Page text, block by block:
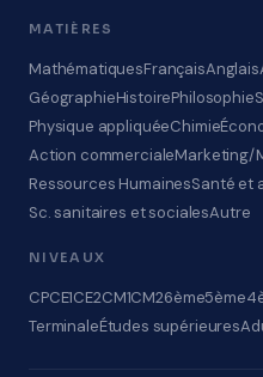
MATIÈRES
MathématiquesFrançaisAnglais
GéographieHistoirePhilosophie
Physique appliquéeChimie
Action commercialeMarketing/
Ressources HumainesSanté et
Sc. sanitaires et socialesAutre
NIVEAUX
CPCE1CE2CM1CM26ème5ème
TerminaleÉtudes supérieures